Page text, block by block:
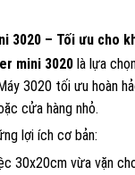
3020 – Tối ưu cho
mini 3020 là lựa
3020 tối ưu hoàn
cửa hàng nhỏ.
lợi ích cơ bản:
30x20cm vừa vặn